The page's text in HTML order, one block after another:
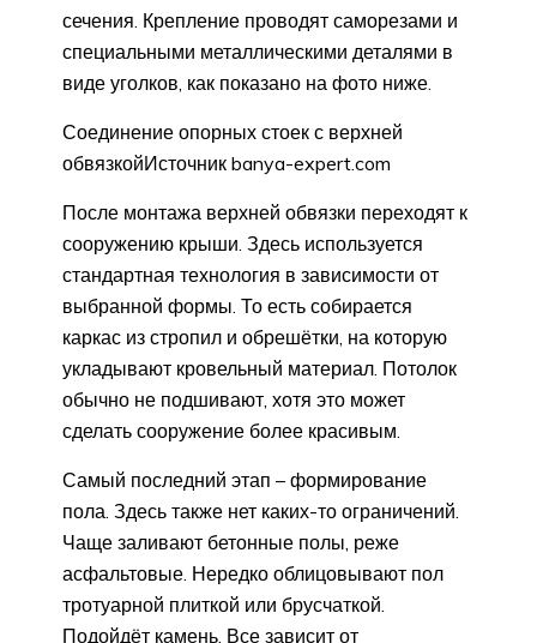
сечения. Крепление проводят саморезами и
специальными металлическими деталями в
виде уголков, как показано на фото ниже.
Соединение опорных стоек с верхней
обвязкойИсточник banya-expert.com
После монтажа верхней обвязки переходят к
сооружению крыши. Здесь используется
стандартная технология в зависимости от
выбранной формы. То есть собирается
каркас из стропил и обрешётки, на которую
укладывают кровельный материал. Потолок
обычно не подшивают, хотя это может
сделать сооружение более красивым.
Самый последний этап – формирование
пола. Здесь также нет каких-то ограничений.
Чаще заливают бетонные полы, реже
асфальтовые. Нередко облицовывают пол
тротуарной плиткой или брусчаткой.
Подойдёт камень. Все зависит от